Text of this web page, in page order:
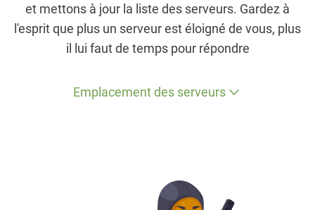
et mettons à jour la liste des serveurs. Gardez à
l'esprit que plus un serveur est éloigné de vous, plus
il lui faut de temps pour répondre
Emplacement des serveurs